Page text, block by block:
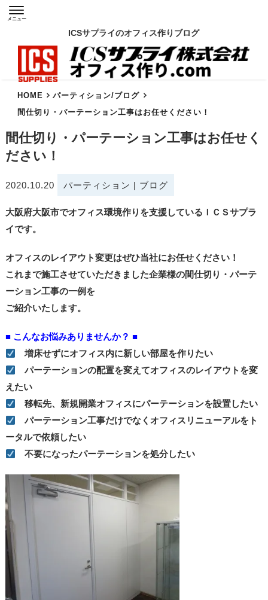
ICSサプライのオフィス作りブログ
メニュー
HOME パーティション/ブログ
間仕切り・パーテーション工事はお任せください！
間仕切り・パーテーション工事はお任せく
ださい！
2020.10.20 パーティション | ブログ
大阪府大阪市でオフィス環境作りを支援しているＩＣＳサプラ
イです。
オフィスのレイアウト変更はぜひ当社にお任せください！
これまで施工させていただきました企業様の間仕切り・パーテ
ーション工事の一例を
ご紹介いたします。
■ こんなお悩みありませんか？ ■
増床せずにオフィス内に新しい部屋を作りたい
パーテーションの配置を変えてオフィスのレイアウトを変
えたい
移転先、新規開業オフィスにパーテーションを設置したい
パーテーション工事だけでなくオフィスリニューアルをト
ータルで依頼したい
不要になったパーテーションを処分したい